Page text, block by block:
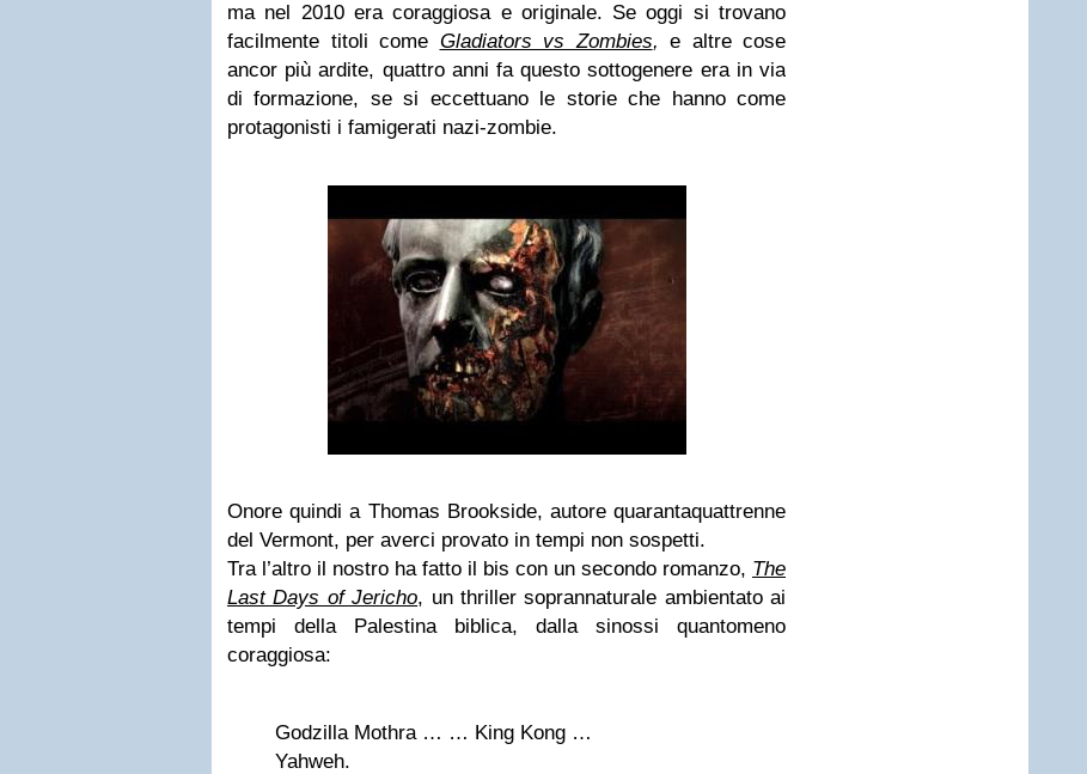
ma nel 2010 era coraggiosa e originale. Se oggi si trovano
facilmente titoli come Gladiators vs Zombies, e altre cose
ancor più ardite, quattro anni fa questo sottogenere era in via
di formazione, se si eccettuano le storie che hanno come
protagonisti i famigerati nazi-zombie.
Onore quindi a Thomas Brookside, autore quarantaquattrenne
del Vermont, per averci provato in tempi non sospetti.
Tra l’altro il nostro ha fatto il bis con un secondo romanzo, The
Last Days of Jericho, un thriller soprannaturale ambientato ai
tempi della Palestina biblica, dalla sinossi quantomeno
coraggiosa:
Godzilla Mothra … … King Kong …
Yahweh.